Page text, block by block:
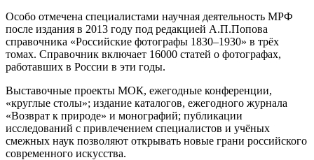
Особо отмечена специалистами научная деятельность МРФ
после издания в 2013 году под редакцией А.П.Попова
справочника «Российские фотографы 1830–1930» в трёх
томах. Справочник включает 16000 статей о фотографах,
работавших в России в эти годы.
Выставочные проекты МОК, ежегодные конференции,
«круглые столы»; издание каталогов, ежегодного журнала
«Возврат к природе» и монографий; публикации
исследований с привлечением специалистов и учёных
смежных наук позволяют открывать новые грани российского
современного искусства.